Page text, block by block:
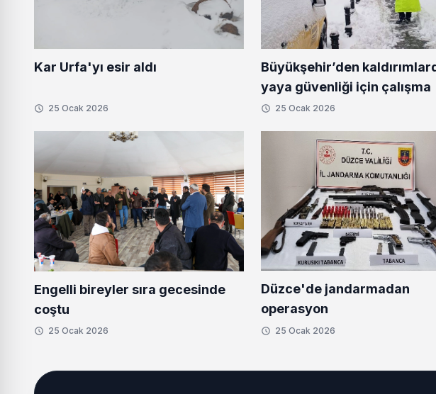
Kar Urfa'yı esir aldı
25 Ocak 2026
Büyükşehir’den
yaya güvenliği için çalışma
25 Ocak 2026
Engelli bireyler sıra gecesinde
coştu
25 Ocak 2026
Düzce'de jandarmadan
operasyon
25 Ocak 2026